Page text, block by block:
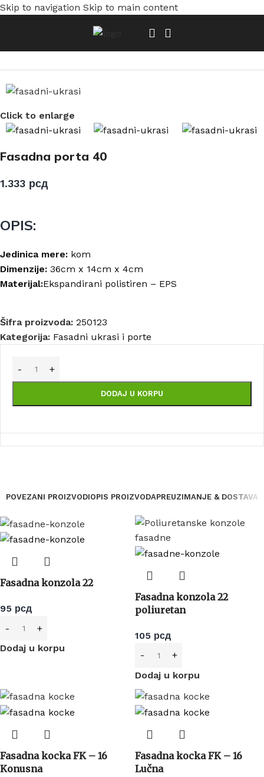
Skip to navigation Skip to main content
Click to enlarge
Fasadna porta 40
1.333 рсд
OPIS:
Jedinica mere: kom
Dimenzije: 36cm x 14cm x 4cm
Materijal:Ekspandirani polistiren – EPS
Šifra proizvoda: 250123
Kategorija: Fasadni ukrasi i porte
DODAJ U KORPU
POVEZANI PROIZVODIOPIS PROIZVODAPREUZIMANJE & DOSTAVA
Fasadna konzola 22
95 рсд
Dodaj u korpu
Fasadna konzola 22
poliuretan
105 рсд
Dodaj u korpu
Fasadna kocka FK – 16
Konusna
Fasadna kocka FK – 16
Lučna